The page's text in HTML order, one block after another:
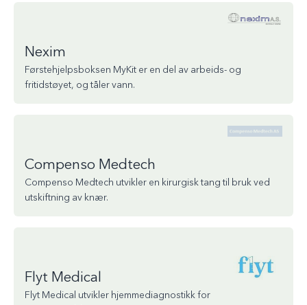
Nexim
Førstehjelpsboksen MyKit er en del av arbeids- og
fritidstøyet, og tåler vann.
Compenso Medtech
Compenso Medtech utvikler en kirurgisk tang til bruk ved
utskiftning av knær.
Flyt Medical
Flyt Medical utvikler hjemmediagnostikk for